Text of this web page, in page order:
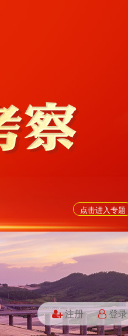
点击进入专题
注册 登录